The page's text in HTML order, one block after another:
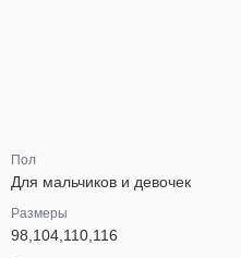
Пол
Для мальчиков и девочек
Размеры
98,104,110,116